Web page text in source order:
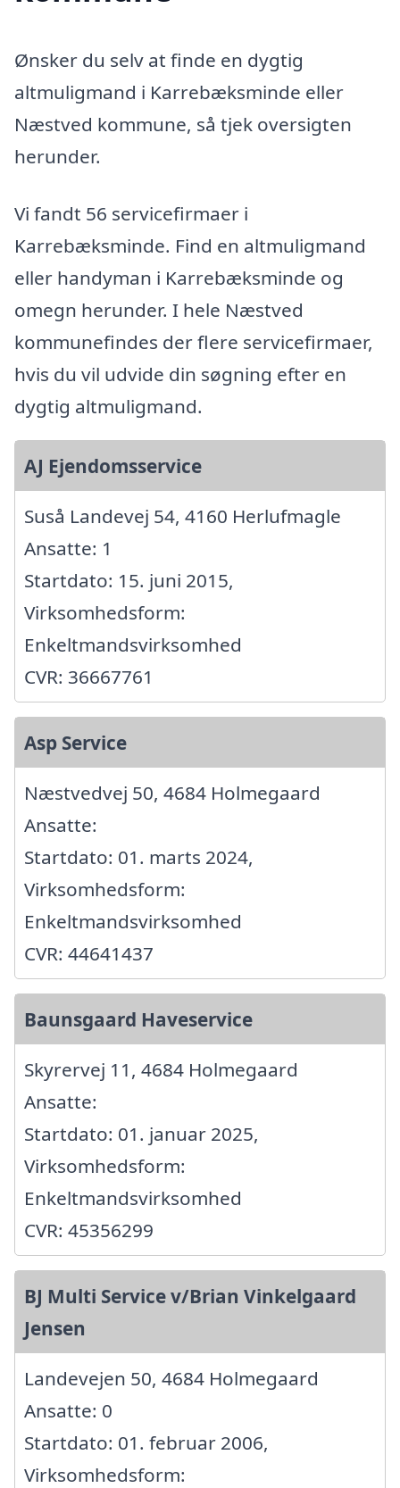
Ønsker du selv at finde en dygtig
altmuligmand i Karrebæksminde eller
Næstved kommune, så tjek oversigten
herunder.
Vi fandt 56 servicefirmaer i
Karrebæksminde. Find en altmuligmand
eller handyman i Karrebæksminde og
omegn herunder. I hele Næstved
kommunefindes der flere servicefirmaer,
hvis du vil udvide din søgning efter en
dygtig altmuligmand.
AJ Ejendomsservice
Suså Landevej 54, 4160 Herlufmagle
Ansatte: 1
Startdato: 15. juni 2015,
Virksomhedsform:
Enkeltmandsvirksomhed
CVR: 36667761
Asp Service
Næstvedvej 50, 4684 Holmegaard
Ansatte:
Startdato: 01. marts 2024,
Virksomhedsform:
Enkeltmandsvirksomhed
CVR: 44641437
Baunsgaard Haveservice
Skyrervej 11, 4684 Holmegaard
Ansatte:
Startdato: 01. januar 2025,
Virksomhedsform:
Enkeltmandsvirksomhed
CVR: 45356299
BJ Multi Service v/Brian Vinkelgaard
Jensen
Landevejen 50, 4684 Holmegaard
Ansatte: 0
Startdato: 01. februar 2006,
Virksomhedsform: